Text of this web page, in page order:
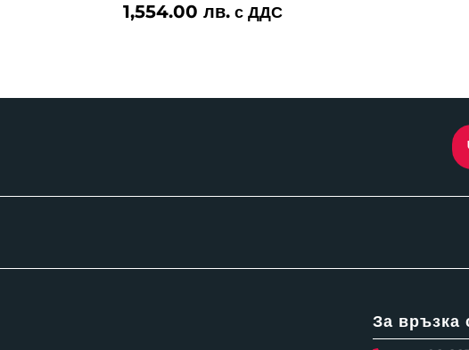
1,554.00 лв.Price
1,554.00 лв.
с ДДС
За връзка